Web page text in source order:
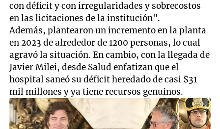
con déficit y con irregularidades y sobrecostos
en las licitaciones de la institución".
Además, plantearon un incremento en la planta
en 2023 de alrededor de 1200 personas, lo cual
agravó la situación. En cambio, con la llegada de
Javier Milei, desde Salud enfatizan que el
hospital saneó su déficit heredado de casi $31
mil millones y ya tiene recursos genuinos.